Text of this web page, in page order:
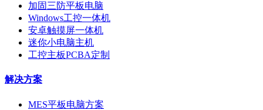
加固三防平板电脑
Windows工控一体机
安卓触摸屏一体机
迷你小电脑主机
工控主板PCBA定制
解决方案
MES平板电脑方案